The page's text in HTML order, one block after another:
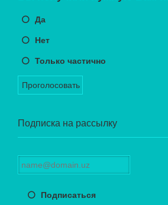
Да
Нет
Только частично
Проголосовать
Подписка на рассылку
Подписаться